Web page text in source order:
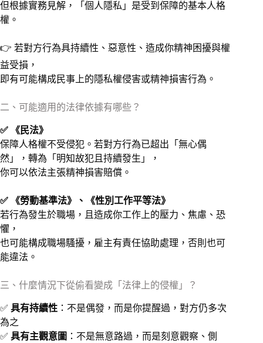
但根據實務見解，「個人隱私」是受到保障的基本人格
權。
👉 若對方行為具持續性、惡意性、造成你精神困擾與權
益受損，
即有可能構成民事上的隱私權侵害或精神損害行為。
二、可能適用的法律依據有哪些？
✅ 《民法》
保障人格權不受侵犯。若對方行為已超出「無心偶
然」，轉為「明知故犯且持續發生」，
你可以依法主張精神損害賠償。
✅ 《勞動基準法》、《性別工作平等法》
若行為發生於職場，且造成你工作上的壓力、焦慮、恐
懼，
也可能構成職場騷擾，雇主有責任協助處理，否則也可
能違法。
三、什麼情況下從偷看變成「法律上的侵權」？
✅ 具有持續性 ：不是偶發，而是你提醒過，對方仍多次
為之
✅ 具有主觀意圖 ：不是無意路過，而是刻意觀察、側